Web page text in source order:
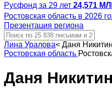
Русфонд за 29 лет 24,571
Ростовская область в 2026
Презентация региона
Лина Уралова< Даня Никитин
Ростовская область
Даня Никитин